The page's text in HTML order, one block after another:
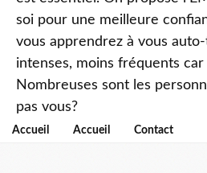
soi pour une meilleure
vous apprendrez à vous
intenses, moins fréquents
Nombreuses sont les
pas vous?
Accueil Accueil Contact